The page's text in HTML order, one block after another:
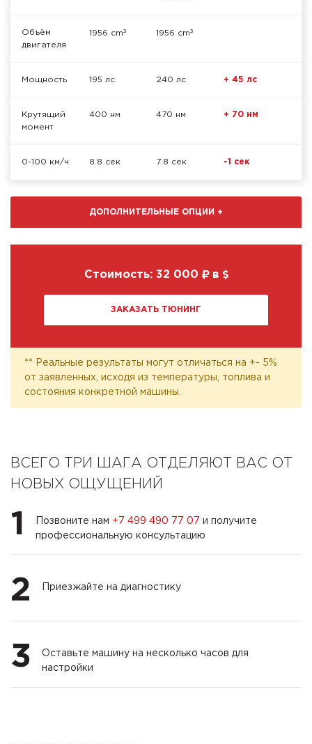
Объём
двигателя
1956 cm³ 1956 cm³
Мощность 195 лс 240 лс + 45 лс
Крутящий
момент
400 нм 470 нм + 70 нм
0-100 км/ч 8.8 сек 7.8 сек -1 сек
ДОПОЛНИТЕЛЬНЫЕ ОПЦИИ +
Стоимость: 32 000 в
ЗАКАЗАТЬ ТЮНИНГ
** Реальные результаты могут отличаться на +- 5%
от заявленных, исходя из температуры, топлива и
состояния конкретной машины.
ВСЕГО ТРИ ШАГА ОТДЕЛЯЮТ ВАС ОТ
НОВЫХ ОЩУЩЕНИЙ
1 Позвоните нам +7 499 490 77 07 и получите
профессиональную консультацию
2 Приезжайте на диагностику
3
Оставьте машину на несколько часов для
настройки